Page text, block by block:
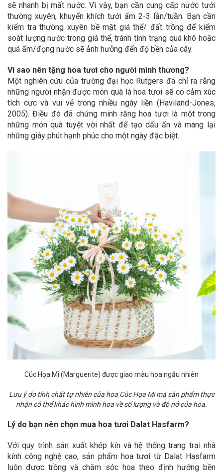
sẽ nhanh bị mất nước. Vì vậy, bạn cần cung cấp nước tưới
thường xuyên, khuyến khích tưới ẩm 2-3 lần/tuần. Bạn cần
kiểm tra thường xuyên bề mặt giá thể/ đất trồng để kiểm
soát lượng nước trong giá thể, tránh tình trạng quá khô hoặc
quá ẩm/đọng nước sẽ ảnh hưởng đến độ bền của cây.
Vì sao nên tặng hoa tươi cho người mình thương?
Một nghiên cứu của trường đại học Rutgers đã chỉ ra rằng
những người nhận được món quà là hoa tươi sẽ có cảm xúc
tích cực và vui vẻ trong nhiều ngày liền (Haviland-Jones,
2005). Điều đó đã chứng minh rằng hoa tươi là một trong
những món quà tuyệt vời nhất để tạo dấu ấn và mang lại
những giây phút hạnh phúc cho một ngày đặc biệt.
Cúc Họa Mi (Marguerite) được giao màu hoa ngẫu nhiên
Lưu ý do tính chất tự nhiên của hoa Cúc Họa Mi mà sản phẩm thực
nhận có thể khác hình mình hoa về số lượng và độ nở của hoa.
Lý do bạn nên chọn mua hoa tươi Dalat Hasfarm?
Với quy trình sản xuất khép kín và hệ thống trang trại nhà
kính công nghệ cao, sản phẩm hoa tươi từ Dalat Hasfarm
luôn được trồng và chăm sóc hoa theo định hướng bền